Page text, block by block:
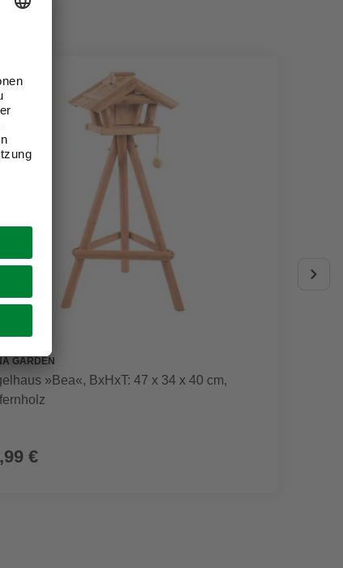
GARDEN
»Bea«, BxHxT: 47 x 34 x 40 cm,
€